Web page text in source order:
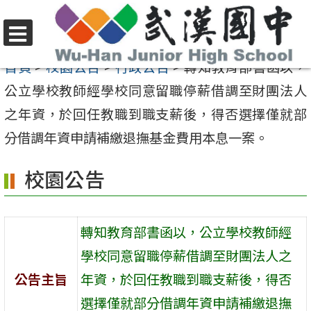
至
要
內
容
選
單
首頁>校園公告>行政公告>轉知教育部書函以，
公立學校教師經學校同意留職停薪借調至財團法人
之年資，於回任教職到職支薪後，得否選擇僅就部
分借調年資申請補繳退撫基金費用本息一案。
校園公告
公告主旨
轉知教育部書函以，公立學校教師經
學校同意留職停薪借調至財團法人之
年資，於回任教職到職支薪後，得否
選擇僅就部分借調年資申請補繳退撫